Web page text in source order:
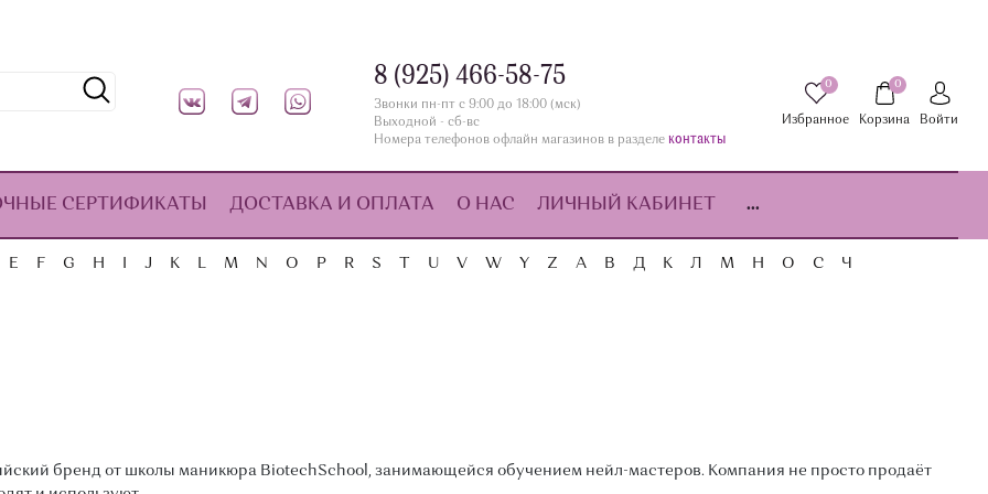
8 (925) 466-58-75
Звонки пн-пт с 9:00 до 18:00 (мск)
Выходной - сб-вс
Номера телефонов офлайн магазинов в разделе контакты
0
Избранное
0
Корзина Войти
СЕРТИФИКАТЫ ДОСТАВКА И ОПЛАТА О НАС ЛИЧНЫЙ КАБИНЕТ ...
E F G H J K L M N O P R S U V W Y Z А В Д К Л М Н О С Ч
бренд от школы маникюра BiotechSchool, занимающейся обучением нейл-мастеров. Компания не просто продаёт